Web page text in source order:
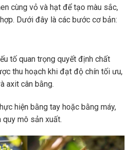
cùng vỏ và hạt để tạo màu sắc,
Dưới đây là các bước cơ bản:
tố quan trọng quyết định chất
thu hoạch khi đạt độ chín tối ưu,
axit cân bằng.
hiện bằng tay hoặc bằng máy,
quy mô sản xuất.